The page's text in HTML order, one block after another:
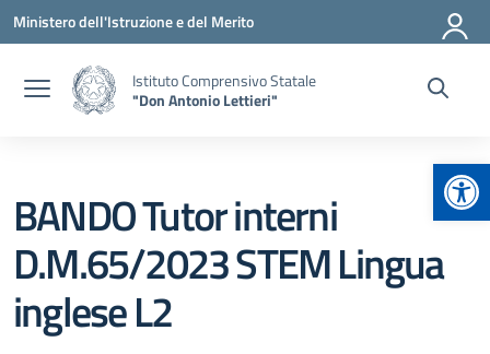
Vai ai contenuti
Vai al menu di navigazione
Vai al footer
Ministero dell'Istruzione e del Merito
Istituto Comprensivo Statale
"Don Antonio Lettieri"
BANDO Tutor interni
D.M.65/2023 STEM Lingua
inglese L2